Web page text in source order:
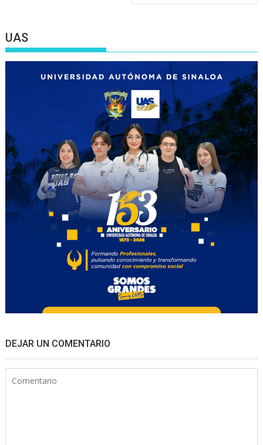
UAS
DEJAR UN COMENTARIO